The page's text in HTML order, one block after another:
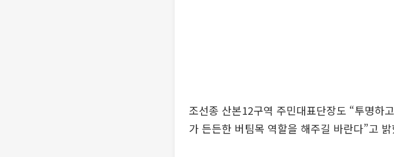
조선종 산본12구역 주민대표단장도 “투명하
가 든든한 버팀목 역할을 해주길 바란다”고